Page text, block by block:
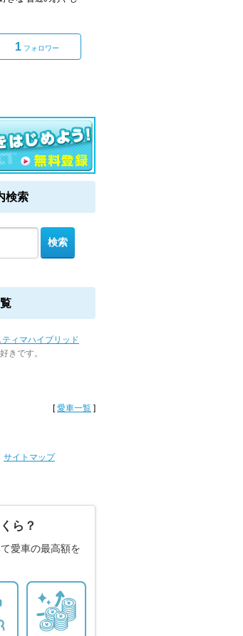
1フォロワー
検索
ティマハイブリッド
きです。
[愛車一覧 ]
サイトマップ
ら？
愛車の最高額を